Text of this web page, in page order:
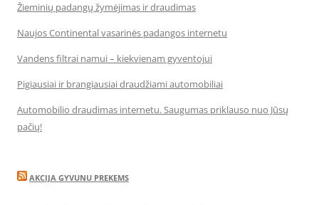
Žieminių padangų žymėjimas ir draudimas
Naujos Continental vasarinės padangos internetu
Vandens filtrai namui – kiekvienam gyventojui
Pigiausiai ir brangiausiai draudžiami automobiliai
Automobilio draudimas internetu. Saugumas priklauso nuo Jūsų
pačių!
AKCIJA GYVUNU PREKEMS